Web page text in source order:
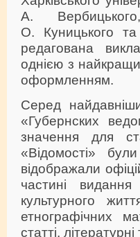
А.
О. Куницького
редагована
однією з
оформленням.
Серед
«Губернских
значення для
«Відомості»
відображали
частині
культурного
етнографічних
статті,